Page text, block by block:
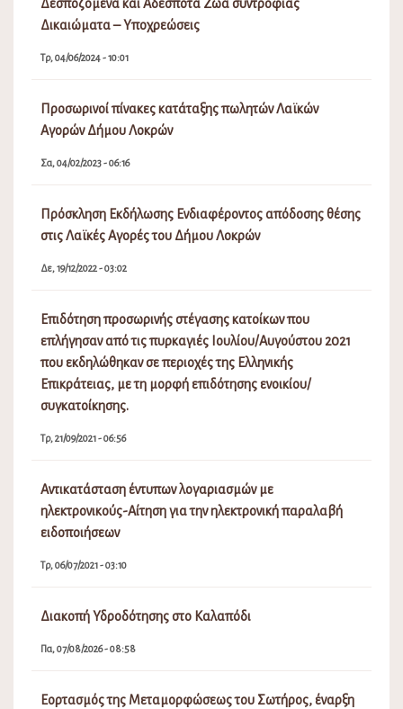
Δεσποζόμενα και Αδέσποτα Ζώα συντροφιάς
Δικαιώματα – Υποχρεώσεις
Τρ, 04/06/2024 - 10:01
Προσωρινοί πίνακες κατάταξης πωλητών Λαϊκών
Αγορών Δήμου Λοκρών
Σα, 04/02/2023 - 06:16
Πρόσκληση Εκδήλωσης Ενδιαφέροντος απόδοσης θέσης
στις Λαϊκές Αγορές του Δήμου Λοκρών
Δε, 19/12/2022 - 03:02
Επιδότηση προσωρινής στέγασης κατοίκων που
επλήγησαν από τις πυρκαγιές Ιουλίου/Αυγούστου 2021
που εκδηλώθηκαν σε περιοχές της Ελληνικής
Επικράτειας, με τη μορφή επιδότησης ενοικίου/
συγκατοίκησης.
Τρ, 21/09/2021 - 06:56
Αντικατάσταση έντυπων λογαριασμών με
ηλεκτρονικούς-Αίτηση για την ηλεκτρονική παραλαβή
ειδοποιήσεων
Τρ, 06/07/2021 - 03:10
Διακοπή Υδροδότησης στο Καλαπόδι
Πα, 07/08/2026 - 08:58
Εορτασμός της Μεταμορφώσεως του Σωτήρος, έναρξη